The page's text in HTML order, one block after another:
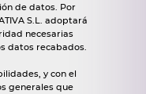
de datos. Por
S.L. adoptará
necesarias
datos recabados.
y con el
generales que